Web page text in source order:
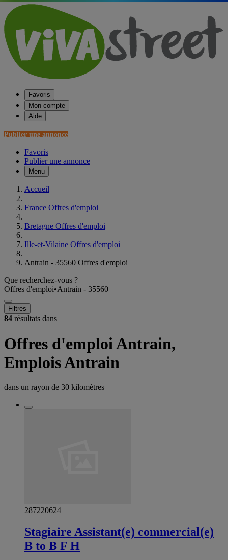
Favoris
Mon compte
Aide
Publier une annonce
Favoris
Publier une annonce
Menu
Accueil
France Offres d'emploi
Bretagne Offres d'emploi
Ille-et-Vilaine Offres d'emploi
Antrain - 35560 Offres d'emploi
Que recherchez-vous ?
Offres d'emploi•Antrain - 35560
Filtres
84 résultats dans
Offres d'emploi Antrain,
Emplois Antrain
dans un rayon de 30 kilomètres
287220624
Stagiaire Assistant(e) commercial(e)
B to B F H